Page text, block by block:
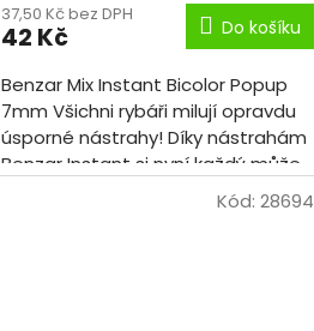
37,50 Kč bez DPH
42 Kč Do košíku
Benzar Mix Instant Bicolor Popup
7mm Všichni rybáři milují opravdu
úsporné nástrahy! Díky nástrahám
Benzar Instant si nyní každý může
vyzkoušet několik příchutí, barev
Kód: 28694